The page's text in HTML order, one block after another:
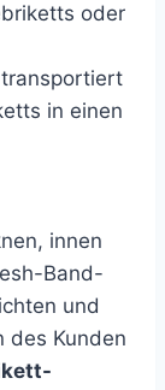
oder
in einen
innen
Band-
und
des Kunden